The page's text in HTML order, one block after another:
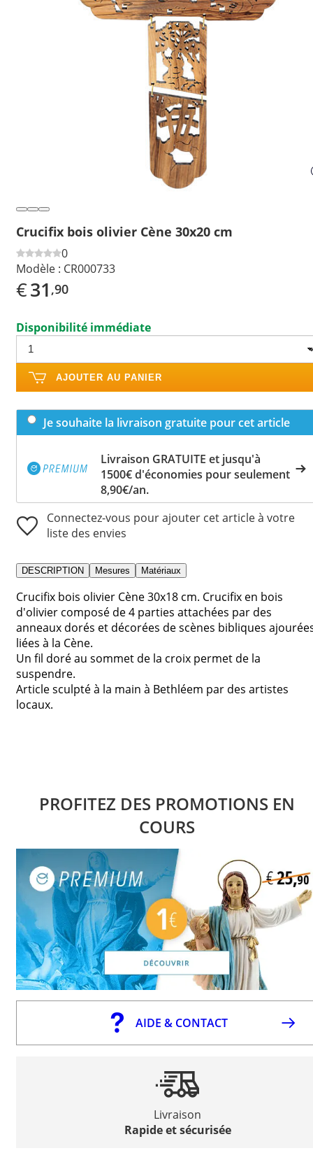
Crucifix bois olivier Cène 30x20 cm
0
Modèle : CR000733
€31 ,90
Disponibilité immédiate
AJOUTER AU PANIER
Je souhaite la livraison gratuite pour cet article
Livraison GRATUITE et jusqu'à
1500€ d'économies pour seulement
8,90€/an.
Connectez-vous pour ajouter cet article à votre
liste des envies
DESCRIPTION Mesures Matériaux
Crucifix bois olivier Cène 30x18 cm. Crucifix en bois
d'olivier composé de 4 parties attachées par des
anneaux dorés et décorées de scènes bibliques
liées à la Cène.
Un fil doré au sommet de la croix permet de la
suspendre.
Article sculpté à la main à Bethléem par des artistes
locaux.
PROFITEZ DES PROMOTIONS EN
COURS
AIDE & CONTACT
Livraison
Rapide et sécurisée